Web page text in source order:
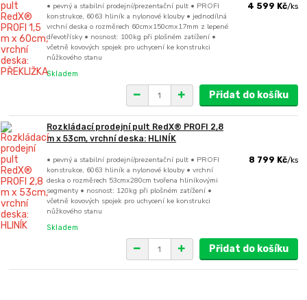
• pevný a stabilní prodejní/prezentační pult • PROFI
konstrukce, 6063 hliník a nylonové klouby • jednodílná
vrchní deska o rozměrech 60cmx150cmx17mm z lepené
dřevotřísky • nosnost: 100kg při plošném zatížení •
včetně kovových spojek pro uchycení ke konstrukci
nůžkového stanu
4 599 Kč/ks
Skladem
Přidat do košíku
Rozkládací prodejní pult RedX® PROFI 2,8
m x 53cm, vrchní deska: HLINÍK
• pevný a stabilní prodejní/prezentační pult • PROFI
konstrukce, 6063 hliník a nylonové klouby • vrchní
deska o rozměrech 53cmx280cm tvořena hliníkovými
segmenty • nosnost: 120kg při plošném zatížení •
včetně kovových spojek pro uchycení ke konstrukci
nůžkového stanu
8 799 Kč/ks
Skladem
Přidat do košíku